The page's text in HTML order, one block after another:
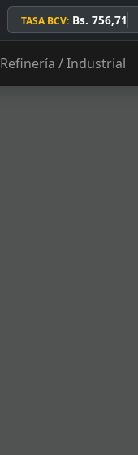
TASA BCV: Bs. 756,71
Refinería / Industrial